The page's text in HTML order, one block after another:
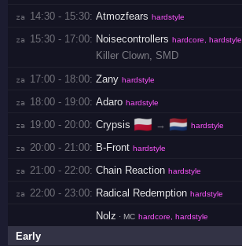
za 14:30 - 15:30: Atmozfears hardstyle
za 15:30 - 17:00: Noisecontrollers hardcore, hardstyle
Killer Clown, SMD
za 17:00 - 18:00: Zany hardstyle
za 18:00 - 19:00: Adaro hardstyle
za 19:00 - 20:00: Crypsis 🇵🇱 → 🇳🇱 hardstyle
za 20:00 - 21:00: B-Front hardstyle
za 21:00 - 22:00: Chain Reaction hardstyle
za 22:00 - 23:00: Radical Redemption hardstyle
Nolz · MC hardcore, hardstyle
Early